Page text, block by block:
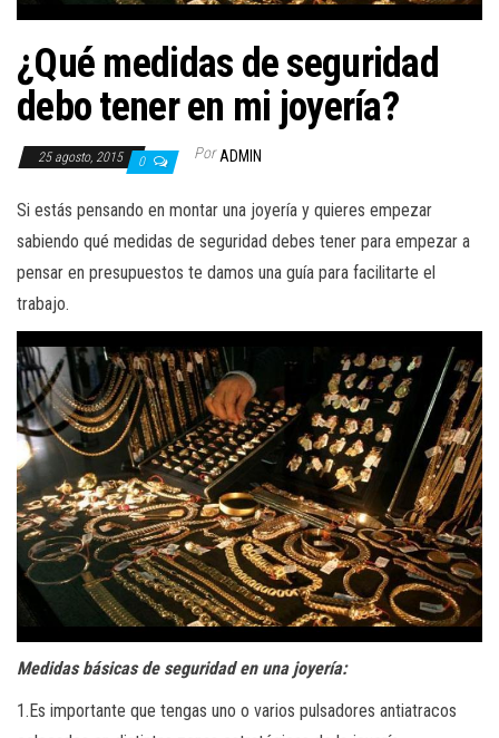
¿Qué medidas de seguridad
debo tener en mi joyería?
25 agosto, 2015 0 Por ADMIN
Si estás pensando en montar una joyería y quieres empezar
sabiendo qué medidas de seguridad debes tener para empezar a
pensar en presupuestos te damos una guía para facilitarte el
trabajo.
Medidas básicas de seguridad en una joyería:
1.Es importante que tengas uno o varios pulsadores antiatracos